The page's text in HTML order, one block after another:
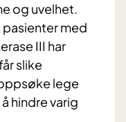
og uvelhet.
med
III har
slike
lege
hindre varig